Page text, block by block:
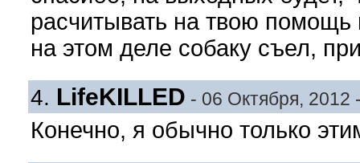
расчитывать на твою помощь
на этом деле собаку съел,
4. LifeKILLED - 06 Октября, 2012
Конечно, я обычно только